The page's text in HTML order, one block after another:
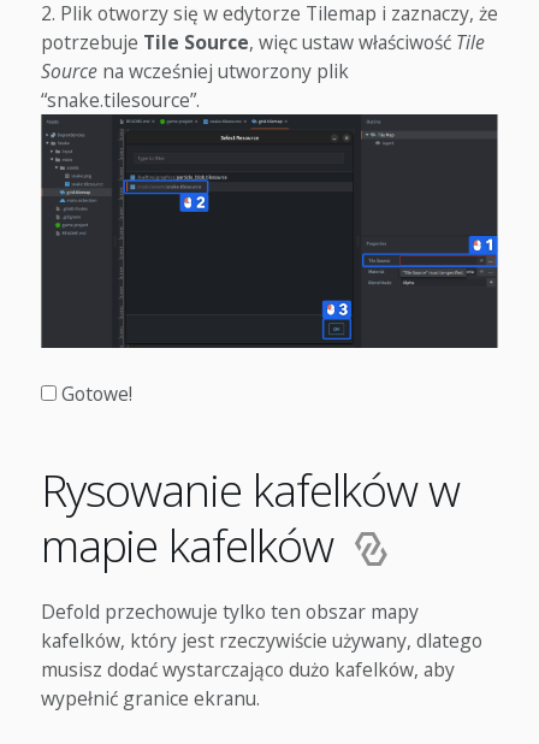
Plik otworzy się w edytorze Tilemap i zaznaczy, że
potrzebuje Tile Source, więc ustaw właściwość Tile
Sourcena wcześniej utworzony plik
“snake.tilesource”.
Gotowe!
Rysowanie kafelków w
mapie kafelków
Defold przechowuje tylko ten obszar mapy
kafelków, który jest rzeczywiście używany, dlatego
musisz dodać wystarczająco dużo kafelków, aby
wypełnić granice ekranu.